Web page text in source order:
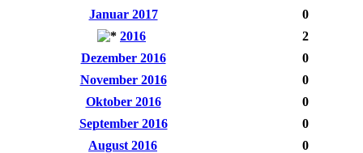
Januar 2017
0
2016
2
Dezember 2016
0
November 2016
0
Oktober 2016
0
September 2016
0
August 2016
0